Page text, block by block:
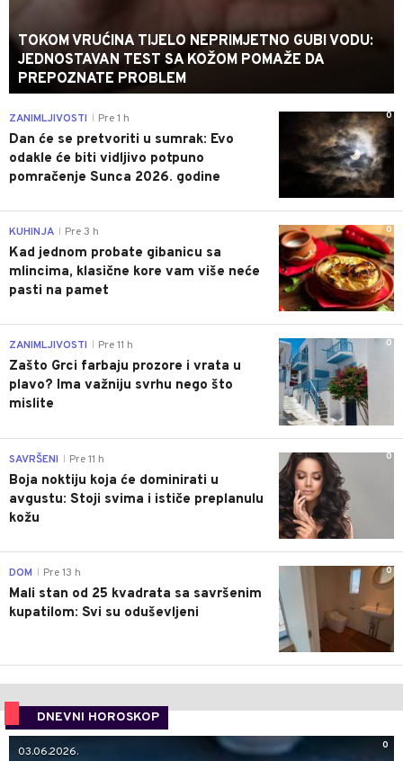
TOKOM VRUĆINA TIJELO NEPRIMJETNO GUBI VODU:
JEDNOSTAVAN TEST SA KOŽOM POMAŽE DA
PREPOZNATE PROBLEM
0
ZANIMLJIVOSTI Pre 1 h
Dan će se pretvoriti u sumrak: Evo
odakle će biti vidljivo potpuno
pomračenje Sunca 2026. godine
0
KUHINJA Pre 3 h
Kad jednom probate gibanicu sa
mlincima, klasične kore vam više neće
pasti na pamet
0
ZANIMLJIVOSTI Pre 11 h
Zašto Grci farbaju prozore i vrata u
plavo? Ima važniju svrhu nego što
mislite
0
SAVRŠENI Pre 11 h
Boja noktiju koja će dominirati u
avgustu: Stoji svima i ističe preplanulu
kožu
0
DOM Pre 13 h
Mali stan od 25 kvadrata sa savršenim
kupatilom: Svi su oduševljeni
DNEVNI HOROSKOP
0
03.06.2026.